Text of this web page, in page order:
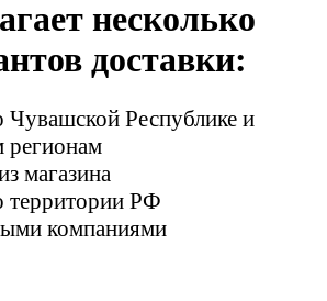
несколько
доставки:
Чувашской Республике и
магазина
территории РФ
компаниями